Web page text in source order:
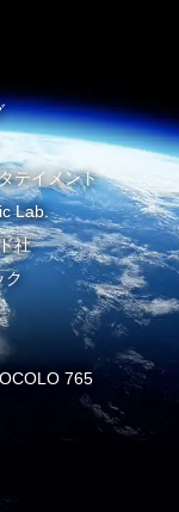
グ
タテイメント
Lab.
ド社
ク
765